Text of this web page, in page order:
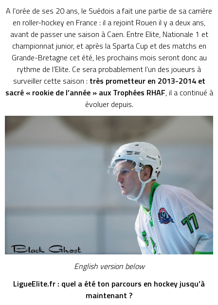
A l’orée de ses 20 ans, le Suédois a fait une partie de sa carrière
en roller-hockey en France : il a rejoint Rouen il y a deux ans,
avant de passer une saison à Caen. Entre Elite, Nationale 1 et
championnat junior, et après la Sparta Cup et des matchs en
Grande-Bretagne cet été, les prochains mois seront donc au
rythme de l’Elite. Ce sera probablement l’un des joueurs à
surveiller cette saison : très prometteur en 2013-2014 et
sacré « rookie de l’année » aux Trophées RHAF, il a continué à
évoluer depuis.
English version below
LigueElite.fr : quel a été ton parcours en hockey jusqu’à
maintenant ?